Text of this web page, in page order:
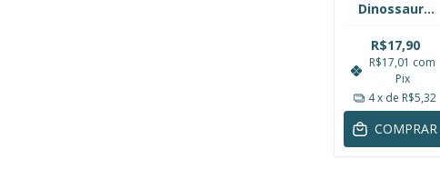
Dinossauro
Coleção Dino
Paint Zoop
Toys ZP00152
R$17,90
R$17,01 com
Pix
4x de R$5,32
COMPRAR